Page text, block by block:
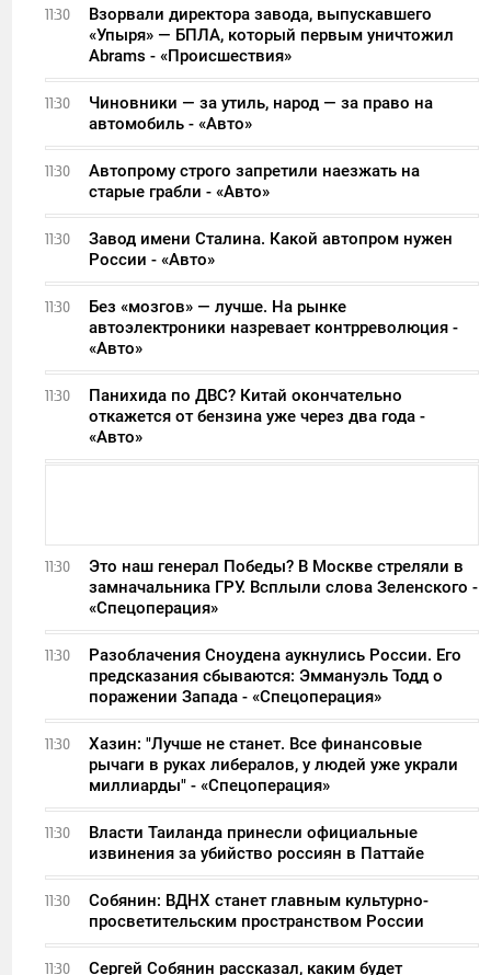
11:30
Взорвали директора завода, выпускавшего
«Упыря» — БПЛА, который первым уничтожил
Abrams - «Происшествия»
11:30
Чиновники — за утиль, народ — за право на
автомобиль - «Авто»
11:30
Автопрому строго запретили наезжать на
старые грабли - «Авто»
11:30
Завод имени Сталина. Какой автопром нужен
России - «Авто»
11:30
Без «мозгов» — лучше. На рынке
автоэлектроники назревает контрреволюция -
«Авто»
11:30
Панихида по ДВС? Китай окончательно
откажется от бензина уже через два года -
«Авто»
11:30
Это наш генерал Победы? В Москве стреляли в
замначальника ГРУ. Всплыли слова Зеленского -
«Спецоперация»
11:30
Разоблачения Сноудена аукнулись России. Его
предсказания сбываются: Эммануэль Тодд о
поражении Запада - «Спецоперация»
11:30
Хазин: "Лучше не станет. Все финансовые
рычаги в руках либералов, у людей уже украли
миллиарды" - «Спецоперация»
11:30
Власти Таиланда принесли официальные
извинения за убийство россиян в Паттайе
11:30
Собянин: ВДНХ станет главным культурно-
просветительским пространством России
11:30
Сергей Собянин рассказал, каким будет